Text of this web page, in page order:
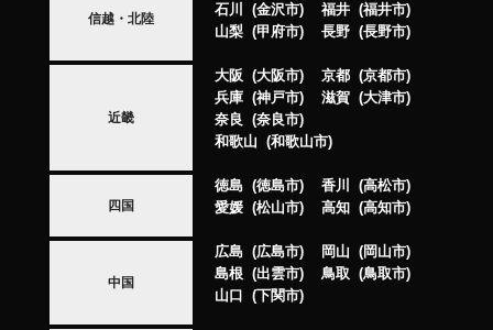
信越・北陸
石川
金沢市 福井
福井市
山梨
甲府市 長野 長野市
近畿
大阪 大阪市 京都
京都市
兵庫
神戸市 滋賀
大津市
奈良
奈良市
和歌山
和歌山市
四国
徳島 徳島市 香川
高松市
愛媛
松山市 高知 高知市
中国
広島 広島市 岡山
岡山市
島根
出雲市 鳥取
鳥取市
山口
下関市